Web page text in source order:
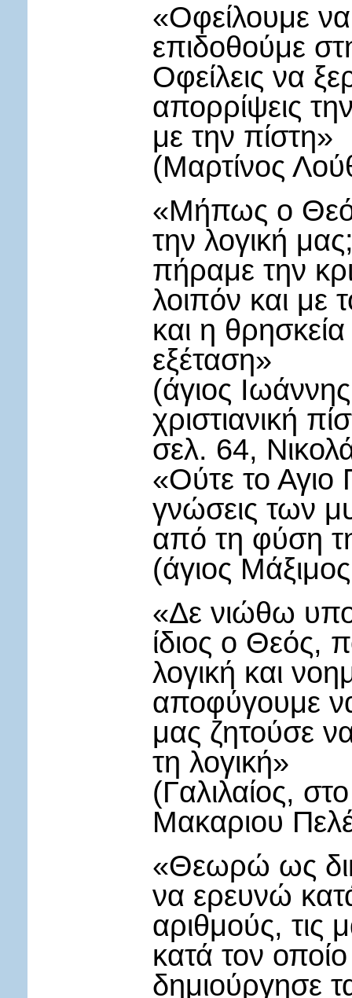
«Οφείλουμε
επιδοθούμε
Οφείλεις να
απορρίψεις
με την πίστη»
(Μαρτίνος
«Μήπως ο
την λογική
πήραμε την
λοιπόν και με
και η
εξέταση»
(άγιος
χριστιανική
σελ. 64,
«Ούτε το Αγιο
γνώσεις των
από τη φύση
(άγιος
«Δε νιώθω
ίδιος ο Θεός,
λογική και
αποφύγουμε
μας ζητούσε
τη λογική»
(Γαλιλαίος,
Μακαριου
«Θεωρώ ως
να ερευνώ
αριθμούς, τις
κατά τον
δημιούργησε